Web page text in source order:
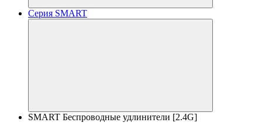
Серия SMART
SMART Беспроводные удлинители [2.4G]